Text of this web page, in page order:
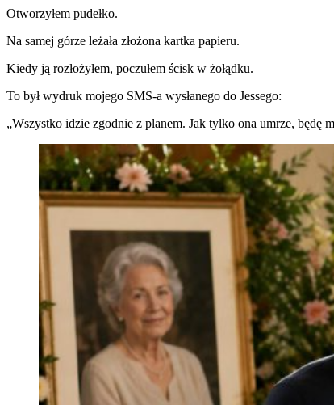
Otworzyłem pudełko.
Na samej górze leżała złożona kartka papieru.
Kiedy ją rozłożyłem, poczułem ścisk w żołądku.
To był wydruk mojego SMS-a wysłanego do Jessego:
„Wszystko idzie zgodnie z planem. Jak tylko ona umrze, będę